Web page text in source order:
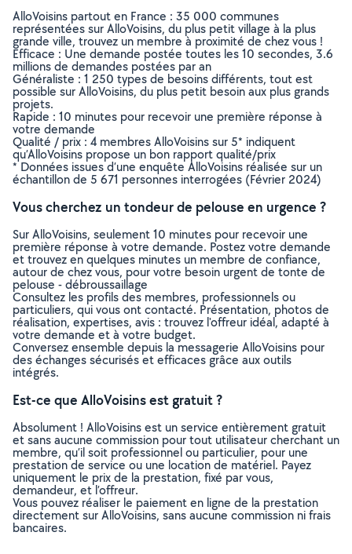
AlloVoisins partout en France : 35 000 communes
représentées sur AlloVoisins, du plus petit village à la plus
grande ville, trouvez un membre à proximité de chez vous !
Efficace : Une demande postée toutes les 10 secondes, 3.6
millions de demandes postées par an
Généraliste : 1 250 types de besoins différents, tout est
possible sur AlloVoisins, du plus petit besoin aux plus grands
projets.
Rapide : 10 minutes pour recevoir une première réponse à
votre demande
Qualité / prix : 4 membres AlloVoisins sur 5* indiquent
qu’AlloVoisins propose un bon rapport qualité/prix
* Données issues d’une enquête AlloVoisins réalisée sur un
échantillon de 5 671 personnes interrogées (Février 2024)
Vous cherchez un tondeur de pelouse en urgence ?
Sur AlloVoisins, seulement 10 minutes pour recevoir une
première réponse à votre demande. Postez votre demande
et trouvez en quelques minutes un membre de confiance,
autour de chez vous, pour votre besoin urgent de tonte de
pelouse - débroussaillage
Consultez les profils des membres, professionnels ou
particuliers, qui vous ont contacté. Présentation, photos de
réalisation, expertises, avis : trouvez l'offreur idéal, adapté à
votre demande et à votre budget.
Conversez ensemble depuis la messagerie AlloVoisins pour
des échanges sécurisés et efficaces grâce aux outils
intégrés.
Est-ce que AlloVoisins est gratuit ?
Absolument ! AlloVoisins est un service entièrement gratuit
et sans aucune commission pour tout utilisateur cherchant un
membre, qu’il soit professionnel ou particulier, pour une
prestation de service ou une location de matériel. Payez
uniquement le prix de la prestation, fixé par vous,
demandeur, et l’offreur.
Vous pouvez réaliser le paiement en ligne de la prestation
directement sur AlloVoisins, sans aucune commission ni frais
bancaires.